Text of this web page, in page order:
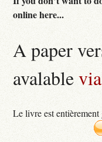
online here...
A paper
avalable
Le livre est